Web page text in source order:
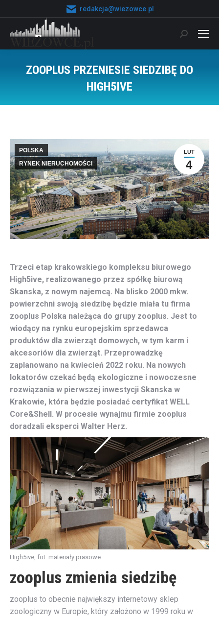
redakcja@wiezowce.pl
Szukaj:
ZOOPLUS PRZENIESIE SIEDZIBĘ DO
HIGH5IVE
LUT
4
POLSKA
RYNEK NIERUCHOMOŚCI
Trzeci etap krakowskiego kompleksu biurowego
High5ive, realizowanego przez spółkę biurową
Skanska, z nowym najemcą. Na blisko 2000 mkw.
powierzchni swoją siedzibę będzie miała tu firma
zooplus Polska należąca do grupy zooplus. Jest to
wiodący na rynku europejskim sprzedawca
produktów dla zwierząt domowych, w tym karm i
akcesoriów dla zwierząt. Przeprowadzkę
zaplanowano na kwiecień 2022 roku. Na nowych
lokatorów czekać będą ekologiczne i nowoczesne
rozwiązania w pierwszej inwestycji Skanska w
Krakowie, która będzie posiadać certyfikat WELL
Core&Shell. W procesie wynajmu firmie zooplus
doradzali eksperci Walter Herz.
High5ive, fot. materiały prasowe
zooplus zmienia siedzibę
zooplus to obecnie największy internetowy sklep
zoologiczny w Europie, który założono w 1999 roku w